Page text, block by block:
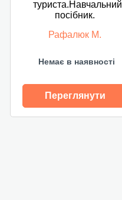
туриста.Навчальний
посібник.
Рафалюк М.
Немає в наявності
Переглянути